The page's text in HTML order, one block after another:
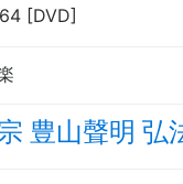
[DVD]
豊山聲明